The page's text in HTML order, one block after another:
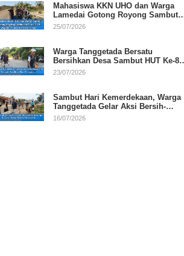
Mahasiswa KKN UHO dan Warga
Lamedai Gotong Royong Sambut
HUT Ke-81 RI
25/07/2026
Warga Tanggetada Bersatu
Bersihkan Desa Sambut HUT Ke-81
RI
23/07/2026
Sambut Hari Kemerdekaan, Warga
Tanggetada Gelar Aksi Bersih-
Bersih Desa
16/07/2026